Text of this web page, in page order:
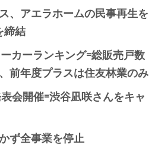
、アエラホームの民事再生を
締結
カーランキング=総販売戸数
前年度プラスは住友林業のみ
会開催=渋谷凪咲さんをキャ
ず全事業を停止